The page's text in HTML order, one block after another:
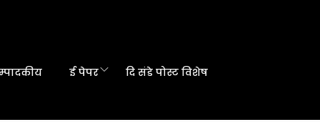
ई पेपर दि संडे पोस्ट विशेष